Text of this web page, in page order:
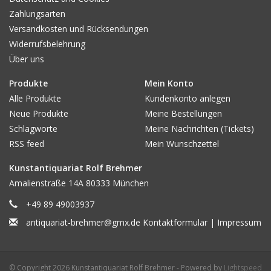
Edition / Atelier / Kunstverein / Presse / Verlag / Werkstatt:
Edit. Mayer & Wigand, Lpz.
Bibliografie:
Ludwig Richter!
Biografie des Künstlers / Autors:// Stralsund 1816–1874
Berlin. Er war ein deutscher Radierer, Kupfer- und Stahlstecher
Sonstiges / Erhaltung / Ausstattung, z.B.: PP od. Rahmen /
Provenienz / Sammlung / Beigabe:
Unter PP!
Zahlungsarten
Versandkosten und Rücksendungen
Widerrufsbelehrung
Über uns
Produkte
Alle Produkte
Neue Produkte
Schlagworte
RSS feed
Mein Konto
Kundenkonto anlegen
Meine Bestellungen
Meine Nachrichten (Tickets)
Mein Wunschzettel
Kunstantiquariat Rolf Brehmer
Amalienstraße 14A 80333 München
+49 89 49003937
antiquariat-brehmer@gmx.de Kontaktformular | Impressum
© Copyright 2026 Kunstantiquariat Rolf Brehmer - Powered by Lightspeed